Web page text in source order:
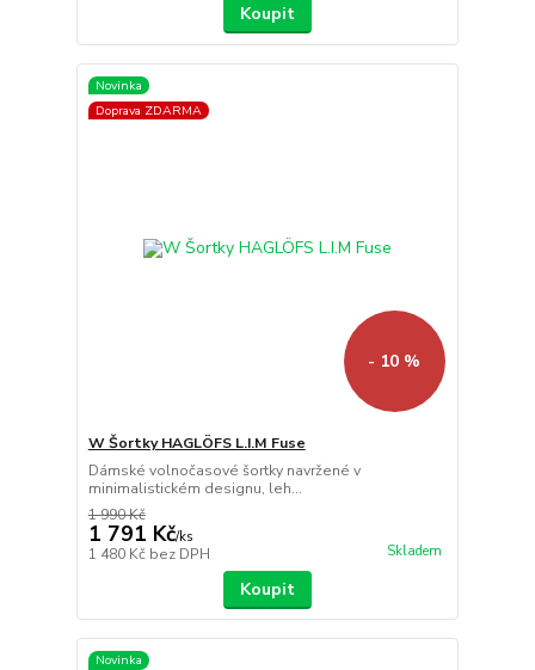
Koupit
Novinka
Doprava ZDARMA
- 10 %
W Šortky HAGLÖFS L.I.M Fuse
Dámské volnočasové šortky navržené v
minimalistickém designu, leh...
1 990 Kč
1 791 Kč/ks
1 480 Kč bez DPH Skladem
Koupit
Novinka